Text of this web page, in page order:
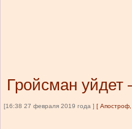
Гройсман уйдет
[16:38 27 февраля 2019 года ] [